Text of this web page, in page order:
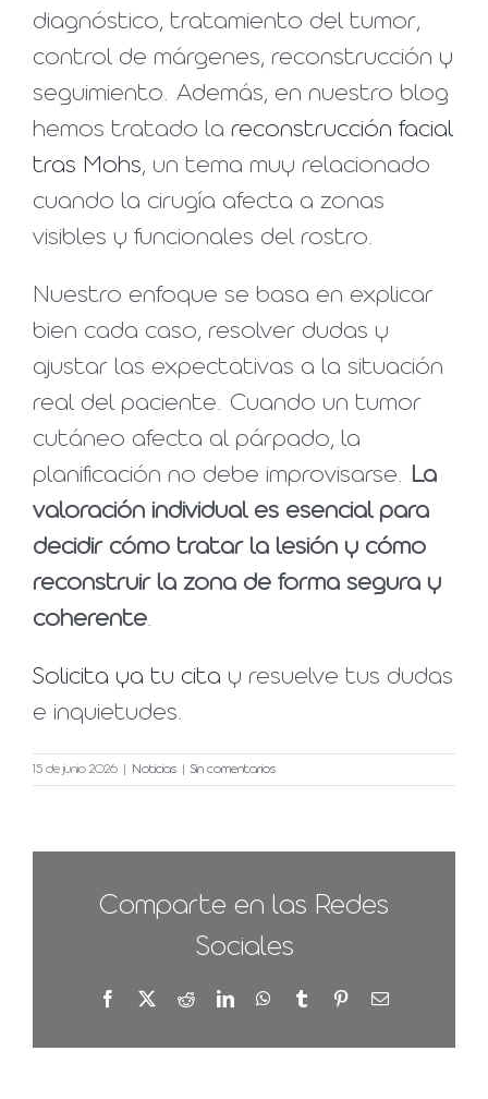
diagnóstico, tratamiento del tumor,
control de márgenes, reconstrucción y
seguimiento. Además, en nuestro blog
hemos tratado la reconstrucción facial
tras Mohs, un tema muy relacionado
cuando la cirugía afecta a zonas
visibles y funcionales del rostro.
Nuestro enfoque se basa en explicar
bien cada caso, resolver dudas y
ajustar las expectativas a la situación
real del paciente. Cuando un tumor
cutáneo afecta al párpado, la
planificación no debe improvisarse.
La
valoración individual es esencial para
decidir cómo tratar la lesión y cómo
reconstruir la zona de forma segura y
coherente.
Solicita ya tu cita y resuelve tus dudas
e inquietudes.
15 de junio 2026 Noticias Sin comentarios
Comparte en las Redes
Sociales
Facebook RedditLinkedInWhatsApp
Tumblr PinterestCorreo